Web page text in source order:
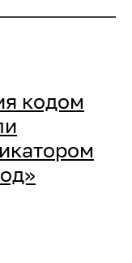
кодом